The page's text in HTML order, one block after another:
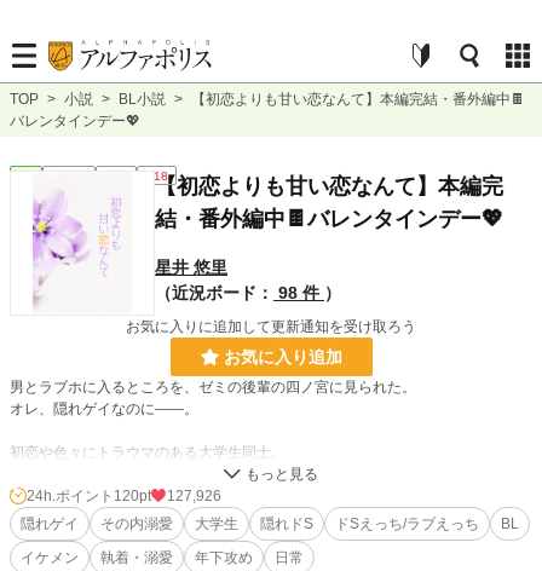
TOP > 小説 > BL小説 >
【初恋よりも甘い恋なんて】本編完結・番外編中🍫
バレンタインデー💖
R18
【初恋よりも甘い恋なんて】本編完
結・番外編中🍫バレンタインデー💖
星井 悠里
（近況ボード： 98 件 ）
お気に入りに追加して更新通知を受け取ろう
お気に入り追加
男とラブホに入るところを、ゼミの後輩の四ノ宮に見られた。
オレ、隠れゲイなのに――。
初恋や色々にトラウマのある大学生同士。
人に言いたくない過去や隠し事がある2人が、最初は恋なんか関係なく絡み、喧
嘩したりしながらも、だんだんと少しずつ近づいていきます。
どう恋に転んでいくのか、楽しんで頂けますように。
24h.ポイント 120pt
127,926
隠れゲイ
その内溺愛 大学生 隠れドS ドSえっち/ラブえっち
BL
イケメン
執着・溺愛 年下攻め 日常